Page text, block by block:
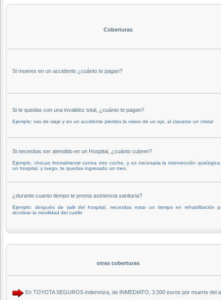
Coberturas
Si mueres en un accidente ¿cuánto te pagan?
Si te quedas con una invalidez total, ¿cuánto te pagan?
Ejemplo: vas de viaje y en un accidente pierdes la vision de un ojo, al clavarse un cristal
Si necesitas ser atendido en un Hospital, ¿cuánto cubren?
Ejemplo: chocas frontalmente contra otro coche, y es necesaria la intervención
un hospital, y luego, te quedas ingresado un mes.
¿durante cuanto tiempo te presta asistencia sanitaria?
Ejemplo: después de salir del hospital, necesitas estar un tiempo en rehabilitación
recobrar la movilidad del cuello
otras coberturas
En TOYOTA SEGUROS indemniza, de INMEDIATO, 3.500 euros por muerte